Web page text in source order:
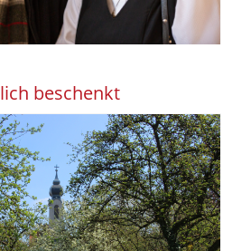
beschenkt